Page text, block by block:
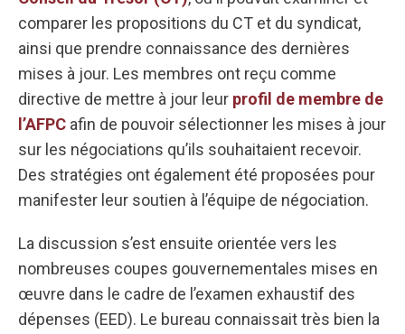
comparer les propositions du CT et du syndicat,
ainsi que prendre connaissance des dernières
mises à jour. Les membres ont reçu comme
directive de mettre à jour leur profil de membre de
l’AFPC afin de pouvoir sélectionner les mises à jour
sur les négociations qu’ils souhaitaient recevoir.
Des stratégies ont également été proposées pour
manifester leur soutien à l’équipe de négociation.
La discussion s’est ensuite orientée vers les
nombreuses coupes gouvernementales mises en
œuvre dans le cadre de l’examen exhaustif des
dépenses (EED). Le bureau connaissait très bien la